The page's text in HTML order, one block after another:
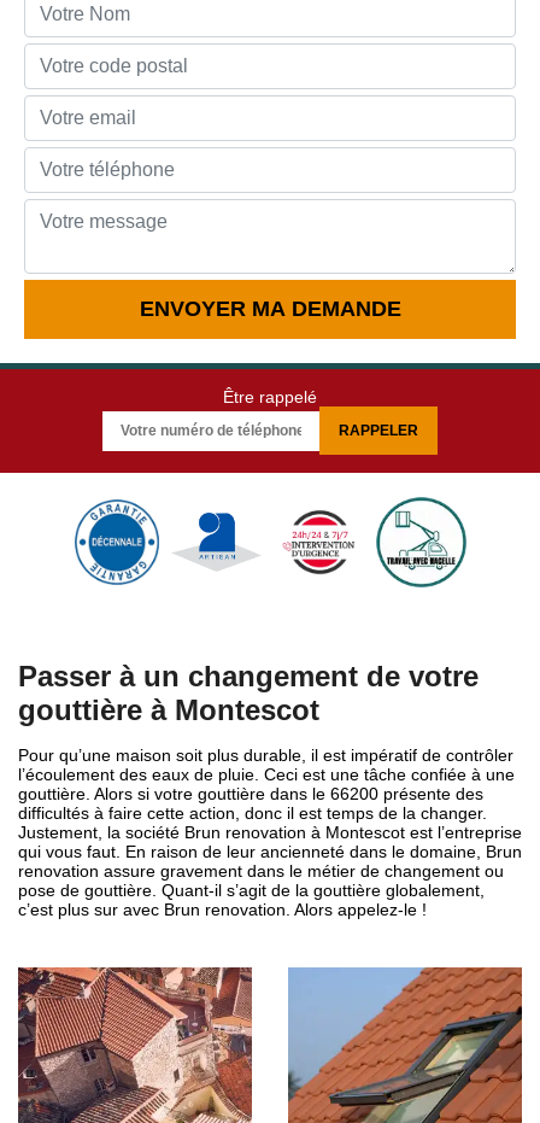
Être rappelé
Passer à un changement de votre
gouttière à Montescot
Pour qu’une maison soit plus durable, il est impératif de contrôler
l’écoulement des eaux de pluie. Ceci est une tâche confiée à une
gouttière. Alors si votre gouttière dans le 66200 présente des
difficultés à faire cette action, donc il est temps de la changer.
Justement, la société Brun renovation à Montescot est l’entreprise
qui vous faut. En raison de leur ancienneté dans le domaine, Brun
renovation assure gravement dans le métier de changement ou
pose de gouttière. Quant-il s’agit de la gouttière globalement,
c’est plus sur avec Brun renovation. Alors appelez-le !